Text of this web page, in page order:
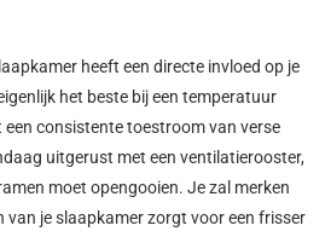
heeft een directe invloed op je
het beste bij een temperatuur
consistente toestroom van verse
uitgerust met een ventilatierooster,
moet opengooien. Je zal merken
je slaapkamer zorgt voor een frisser